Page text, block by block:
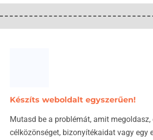
Készíts weboldalt egyszerűen!
Mutasd be a problémát, amit megoldasz,
célközönséget, bizonyítékaidat vagy egy